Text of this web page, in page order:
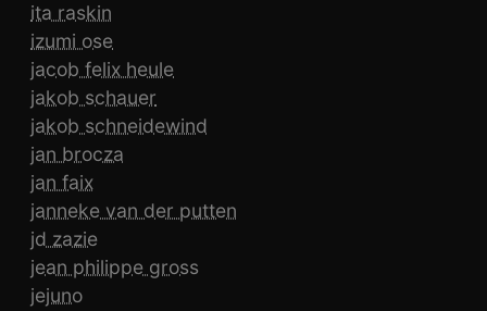
ita raskin
izumi ose
jacob felix heule
jakob schauer
jakob schneidewind
jan brocza
jan faix
janneke van der putten
jd zazie
jean philippe gross
jejuno